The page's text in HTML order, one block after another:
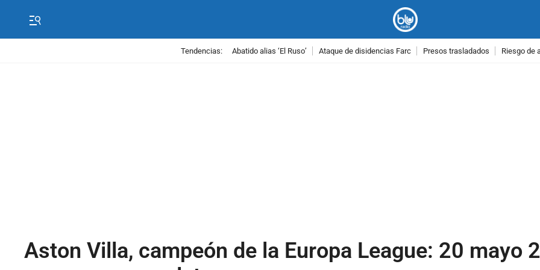
Tendencias: Abatido alias ‘El Ruso’ Ataque de disidencias Farc Presos trasladados Riesgo de
Aston Villa, campeón de la Europa League: 20 mayo